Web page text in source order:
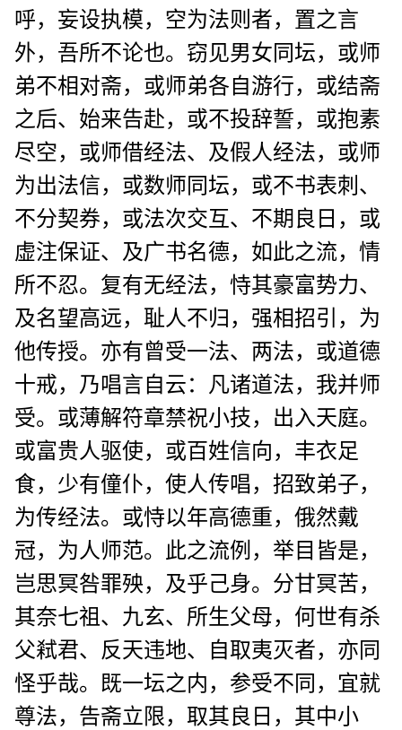
呼，妄设执模，空为法则者，置之言
外，吾所不论也。窃见男女同坛，或师
弟不相对斋，或师弟各自游行，或结斋
之后、始来告赴，或不投辞誓，或抱素
尽空，或师借经法、及假人经法，或师
为出法信，或数师同坛，或不书表刺、
不分契券，或法次交互、不期良日，或
虚注保证、及广书名德，如此之流，情
所不忍。复有无经法，恃其豪富势力、
及名望高远，耻人不归，强相招引，为
他传授。亦有曾受一法、两法，或道德
十戒，乃唱言自云：凡诸道法，我并师
受。或薄解符章禁祝小技，出入天庭。
或富贵人驱使，或百姓信向，丰衣足
食，少有僮仆，使人传唱，招致弟子，
为传经法。或恃以年高德重，俄然戴
冠，为人师范。此之流例，举目皆是，
岂思冥咎罪殃，及乎己身。分甘冥苦，
其奈七祖、九玄、所生父母，何世有杀
父弒君、反天违地、自取夷灭者，亦同
怪乎哉。既一坛之内，参受不同，宜就
尊法，告斋立限，取其良日，其中小